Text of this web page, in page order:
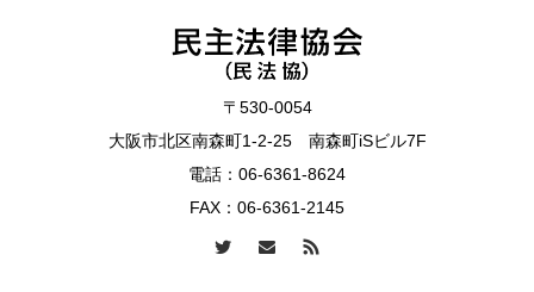
〒530-0054
大阪市北区南森町1-2-25 南森町iSビル7F
電話： 06-6361-8624
FAX：06-6361-2145